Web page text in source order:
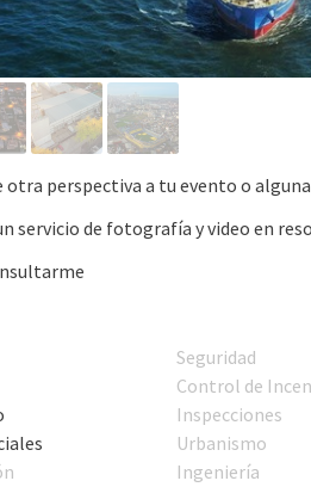
otra perspectiva a tu evento o
servicio de fotografía y video en
Seguridad
Control de
Inspecciones
Urbanismo
Ingeniería